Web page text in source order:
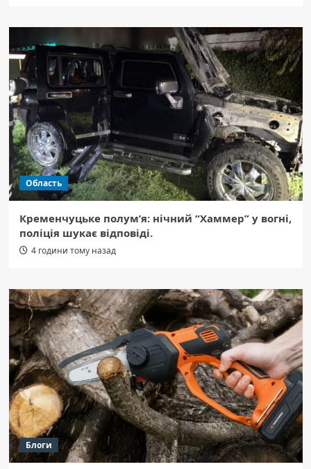
Область
Кременчуцьке полум’я: нічний “Хаммер” у вогні,
поліція шукає відповіді.
4 години тому назад
Блоги